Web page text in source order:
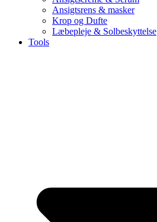
Ansigtsrens & masker
Krop og Dufte
Læbepleje & Solbeskyttelse
Tools